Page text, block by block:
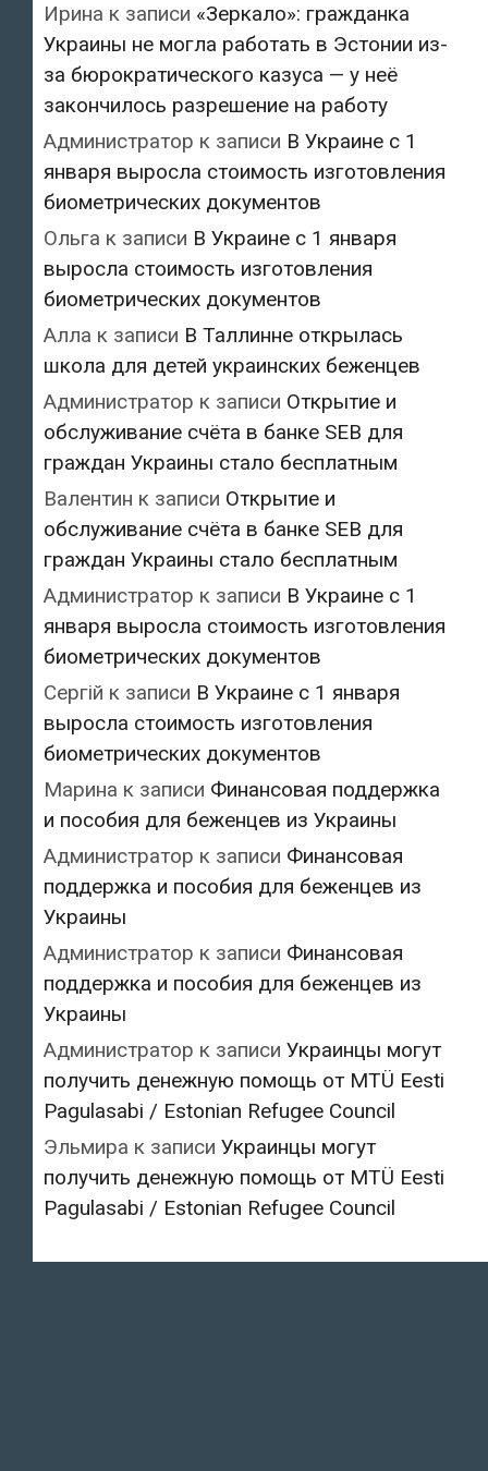
Ирина к записи «Зеркало»: гражданка
Украины не могла работать в Эстонии из-
за бюрократического казуса — у неё
закончилось разрешение на работу
Администратор к записи В Украине с 1
января выросла стоимость изготовления
биометрических документов
Ольга к записи В Украине с 1 января
выросла стоимость изготовления
биометрических документов
Алла к записи В Таллинне открылась
школа для детей украинских беженцев
Администратор к записи Открытие и
обслуживание счёта в банке SEB для
граждан Украины стало бесплатным
Валентин к записи Открытие и
обслуживание счёта в банке SEB для
граждан Украины стало бесплатным
Администратор к записи В Украине с 1
января выросла стоимость изготовления
биометрических документов
Сергій к записи В Украине с 1 января
выросла стоимость изготовления
биометрических документов
Марина к записи Финансовая поддержка
и пособия для беженцев из Украины
Администратор к записи Финансовая
поддержка и пособия для беженцев из
Украины
Администратор к записи Финансовая
поддержка и пособия для беженцев из
Украины
Администратор к записи Украинцы могут
получить денежную помощь от MTÜ Eesti
Pagulasabi / Estonian Refugee Council
Эльмира к записи Украинцы могут
получить денежную помощь от MTÜ Eesti
Pagulasabi / Estonian Refugee Council